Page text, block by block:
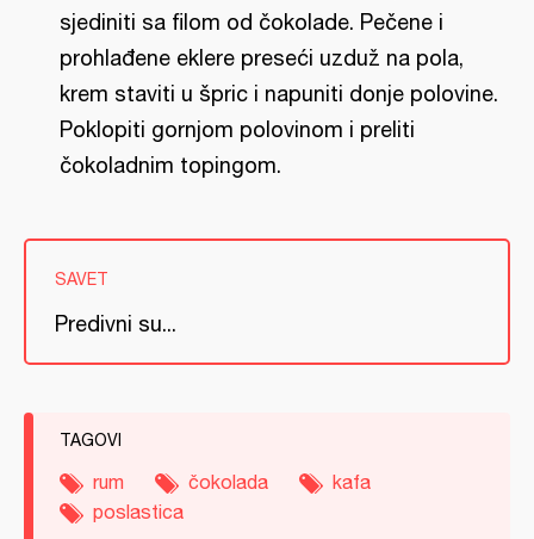
sjediniti sa filom od čokolade. Pečene i
prohlađene eklere preseći uzduž na pola,
krem staviti u špric i napuniti donje polovine.
Poklopiti gornjom polovinom i preliti
čokoladnim topingom.
SAVET
Predivni su...
TAGOVI
rum čokolada
kafa
poslastica